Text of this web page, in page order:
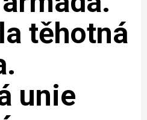
těhotná
unie